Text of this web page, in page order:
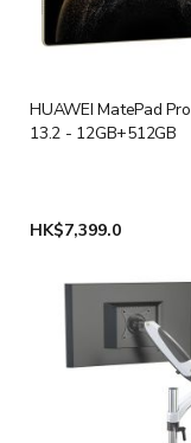
HUAWEI MatePad Pro
13.2 - 12GB+512GB
HK$7,399.0